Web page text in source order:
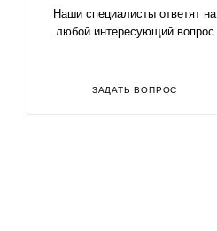
Наши специалисты ответят на
любой интересующий вопрос
ЗАДАТЬ ВОПРОС